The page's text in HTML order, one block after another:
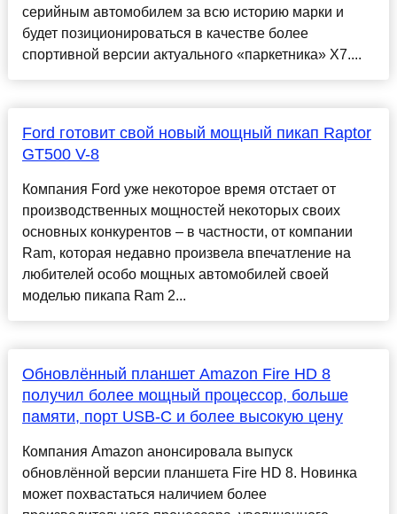
серийным автомобилем за всю историю марки и
будет позиционироваться в качестве более
спортивной версии актуального «паркетника» X7....
Ford готовит свой новый мощный пикап Raptor
GT500 V-8
Компания Ford уже некоторое время отстает от
производственных мощностей некоторых своих
основных конкурентов – в частности, от компании
Ram, которая недавно произвела впечатление на
любителей особо мощных автомобилей своей
моделью пикапа Ram 2...
Обновлённый планшет Amazon Fire HD 8
получил более мощный процессор, больше
памяти, порт USB-C и более высокую цену
Компания Amazon анонсировала выпуск
обновлённой версии планшета Fire HD 8. Новинка
может похвастаться наличием более